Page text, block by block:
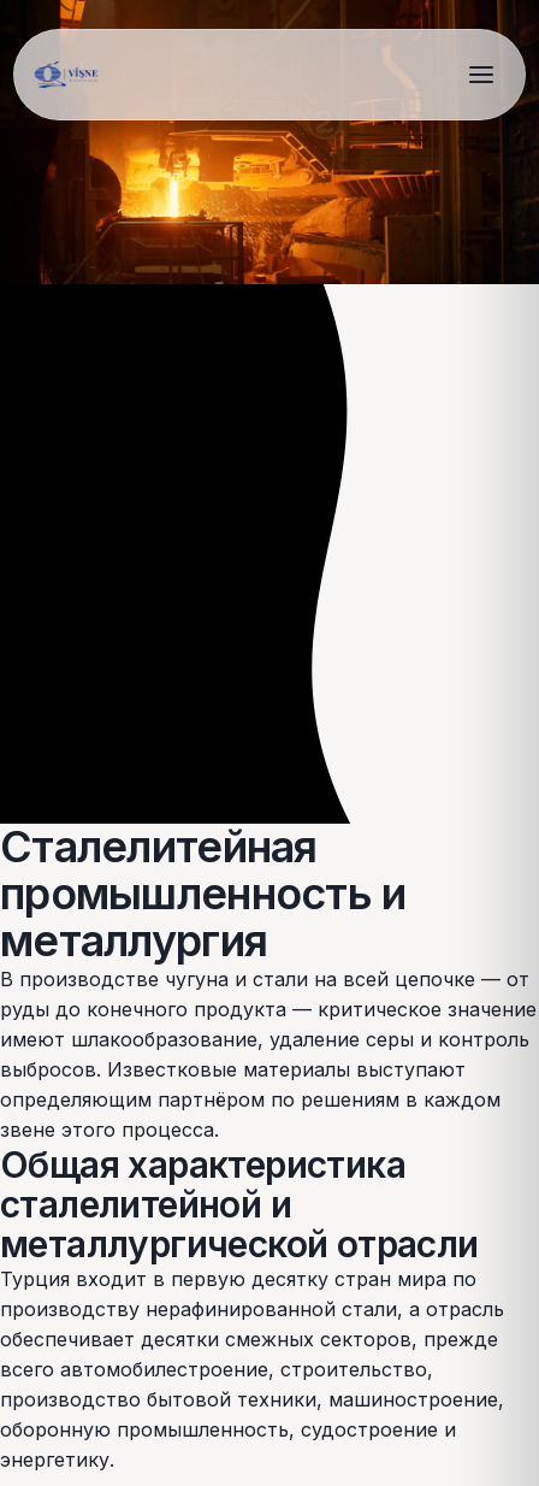
Сталелитейная
промышленность и
металлургия
В производстве чугуна и стали на всей цепочке — от
руды до конечного продукта — критическое значение
имеют шлакообразование, удаление серы и контроль
выбросов. Известковые материалы выступают
определяющим партнёром по решениям в каждом
звене этого процесса.
Общая характеристика
сталелитейной и
металлургической отрасли
Турция входит в первую десятку стран мира по
производству нерафинированной стали, а отрасль
обеспечивает десятки смежных секторов, прежде
всего автомобилестроение, строительство,
производство бытовой техники, машиностроение,
оборонную промышленность, судостроение и
энергетику.